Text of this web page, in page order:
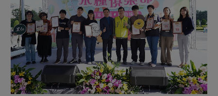
芽苗類 蕈菇類
辛香料類
奶蛋豆・五穀
蛋 乳製品
豆製品 米麵雜糧
米食
麵食
肉食
海鮮
常備菜
預購活動
把最好的台灣味帶回家！
防災用品預購圓滿結束
2026年端午節預購圓滿結束
更多預購活動
綠主張
觀點文章
主婦食堂 一籃菜真心話
社內大小事 合作聯合國
關於合作社
認識合作社
關於我們
重要公告